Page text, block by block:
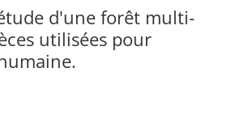
d'une forêt multi-
utilisées pour